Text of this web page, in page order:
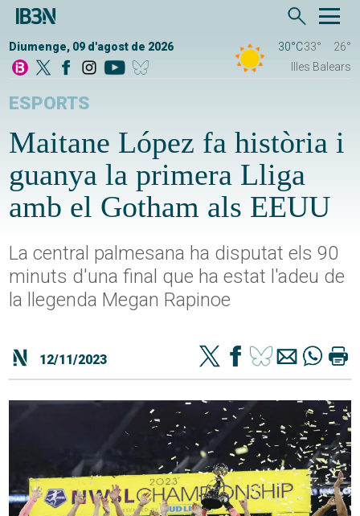
Diumenge, 09 d'agost de 2026 30°C33°
26°
Illes Balears
ESPORTS
Maitane López fa història i
guanya la primera Lliga
amb el Gotham als EEUU
La central palmesana ha disputat els 90
minuts d'una final que ha estat l'adeu de
la llegenda Megan Rapinoe
12/11/2023